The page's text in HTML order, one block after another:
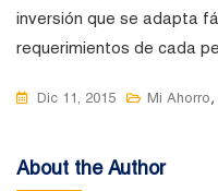
inversión que se adapta
requerimientos de cada
Dic 11, 2015 Mi Ahorro,
About the Author